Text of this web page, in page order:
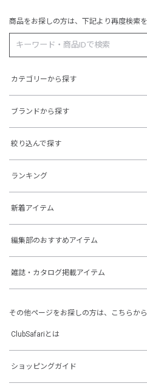
商品をお探しの方は、下記より再度検索を
カテゴリーから探す
ブランドから探す
絞り込んで探す
ランキング
新着アイテム
編集部のおすすめアイテム
雑誌・カタログ掲載アイテム
その他ページをお探しの方は、こちらから
ClubSafariとは
ショッピングガイド